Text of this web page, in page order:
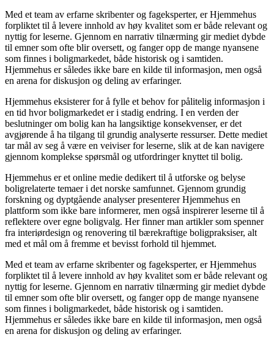
Med et team av erfarne skribenter og fageksperter, er Hjemmehus
forpliktet til å levere innhold av høy kvalitet som er både relevant og
nyttig for leserne. Gjennom en narrativ tilnærming gir mediet dybde
til emner som ofte blir oversett, og fanger opp de mange nyansene
som finnes i boligmarkedet, både historisk og i samtiden.
Hjemmehus er således ikke bare en kilde til informasjon, men også
en arena for diskusjon og deling av erfaringer.
Hjemmehus eksisterer for å fylle et behov for pålitelig informasjon i
en tid hvor boligmarkedet er i stadig endring. I en verden der
beslutninger om bolig kan ha langsiktige konsekvenser, er det
avgjørende å ha tilgang til grundig analyserte ressurser. Dette mediet
tar mål av seg å være en veiviser for leserne, slik at de kan navigere
gjennom komplekse spørsmål og utfordringer knyttet til bolig.
Hjemmehus er et online medie dedikert til å utforske og belyse
boligrelaterte temaer i det norske samfunnet. Gjennom grundig
forskning og dyptgående analyser presenterer Hjemmehus en
plattform som ikke bare informerer, men også inspirerer leserne til å
reflektere over egne boligvalg. Her finner man artikler som spenner
fra interiørdesign og renovering til bærekraftige boligpraksiser, alt
med et mål om å fremme et bevisst forhold til hjemmet.
Med et team av erfarne skribenter og fageksperter, er Hjemmehus
forpliktet til å levere innhold av høy kvalitet som er både relevant og
nyttig for leserne. Gjennom en narrativ tilnærming gir mediet dybde
til emner som ofte blir oversett, og fanger opp de mange nyansene
som finnes i boligmarkedet, både historisk og i samtiden.
Hjemmehus er således ikke bare en kilde til informasjon, men også
en arena for diskusjon og deling av erfaringer.